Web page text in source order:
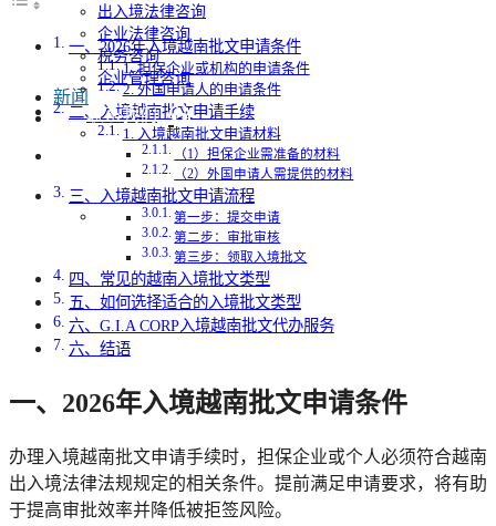
出入境法律咨询
企业法律咨询
税务咨询
企业管理咨询
新闻
联系我们
一、2026年入境越南批文申请条件
1. 担保企业或机构的申请条件
2. 外国申请人的申请条件
二、入境越南批文申请手续
1. 入境越南批文申请材料
（1）担保企业需准备的材料
（2）外国申请人需提供的材料
三、入境越南批文申请流程
第一步：提交申请
第二步：审批审核
第三步：领取入境批文
四、常见的越南入境批文类型
五、如何选择适合的入境批文类型
六、G.I.A CORP入境越南批文代办服务
六、结语
一、2026年入境越南批文申请条件
办理入境越南批文申请手续时，担保企业或个人必须符合越南
出入境法律法规规定的相关条件。提前满足申请要求，将有助
于提高审批效率并降低被拒签风险。